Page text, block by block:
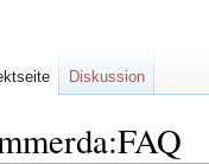
Diskussion